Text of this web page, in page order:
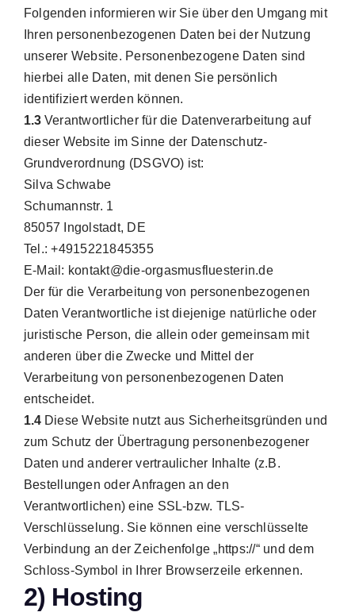
Folgenden informieren wir Sie über den Umgang mit
Ihren personenbezogenen Daten bei der Nutzung
unserer Website. Personenbezogene Daten sind
hierbei alle Daten, mit denen Sie persönlich
identifiziert werden können.
1.3 Verantwortlicher für die Datenverarbeitung auf
dieser Website im Sinne der Datenschutz-
Grundverordnung (DSGVO) ist:
Silva Schwabe
Schumannstr. 1
85057 Ingolstadt, DE
Tel.: +4915221845355
E-Mail: kontakt@die-orgasmusfluesterin.de
Der für die Verarbeitung von personenbezogenen
Daten Verantwortliche ist diejenige natürliche oder
juristische Person, die allein oder gemeinsam mit
anderen über die Zwecke und Mittel der
Verarbeitung von personenbezogenen Daten
entscheidet.
1.4 Diese Website nutzt aus Sicherheitsgründen und
zum Schutz der Übertragung personenbezogener
Daten und anderer vertraulicher Inhalte (z.B.
Bestellungen oder Anfragen an den
Verantwortlichen) eine SSL-bzw. TLS-
Verschlüsselung. Sie können eine verschlüsselte
Verbindung an der Zeichenfolge „https://“ und dem
Schloss-Symbol in Ihrer Browserzeile erkennen.
2) Hosting